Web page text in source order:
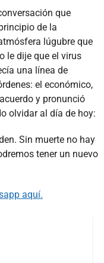
que
de la
lúgubre que
le dije que el virus
una línea de
el económico,
y pronunció
olvidar al día de hoy:
Sin muerte no hay
tener un nuevo
aquí.